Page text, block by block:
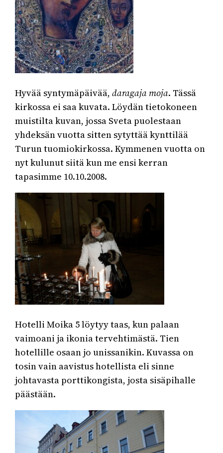
Hyvää syntymäpäivää,daragaja moja. Tässä
kirkossa ei saa kuvata. Löydän tietokoneen
muistilta kuvan, jossa Sveta puolestaan
yhdeksän vuotta sitten sytyttää kynttilää
Turun tuomiokirkossa. Kymmenen vuotta on
nyt kulunut siitä kun me ensi kerran
tapasimme 10.10.2008.
Hotelli Moika 5 löytyy taas, kun palaan
vaimoani ja ikonia tervehtimästä. Tien
hotellille osaan jo unissanikin. Kuvassa on
tosin vain aavistus hotellista eli sinne
johtavasta porttikongista, josta sisäpihalle
päästään.